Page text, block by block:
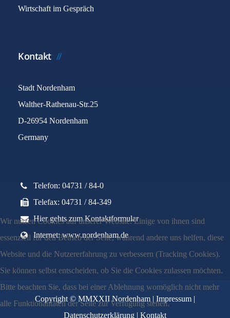
Wirtschaft im Gespräch
Kontakt
Stadt Nordenham
Walther-Rathenau-Str.25
D-26954 Nordenham
Germany
Telefon: 04731 / 84-0
Telefax: 04731 / 84-349
Hier gehts zum Kontaktformular
Internet: www.nordenham.de
Copyright © MMXXII Nordenham |Impressum
Datenschutzerklärung
Kontakt
Wir nutzen Cookies auf unserer Website. Einige von ihnen sind
essenziell für den Betrieb der Seite, während andere uns helfen, diese
Website und die Nutzererfahrung zu verbessern (Tracking Cookies).
Sie können selbst entscheiden, ob Sie die Cookies zulassen möchten.
Bitte beachten Sie, dass bei einer Ablehnung womöglich nicht mehr
alle Funktionalitäten der Seite zur Verfügung stehen.